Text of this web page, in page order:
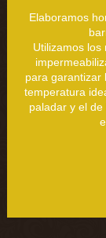
Elaboramos
Utilizamos
para garantizar
temperatura
paladar y el